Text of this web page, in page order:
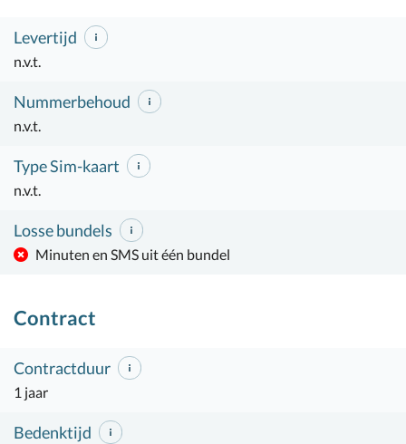
Levertijd
n.v.t.
Nummerbehoud
n.v.t.
Type Sim-kaart
n.v.t.
Losse bundels
Minuten en SMS uit één bundel
Contract
Contractduur
1 jaar
Bedenktijd